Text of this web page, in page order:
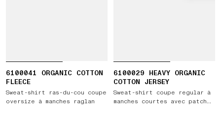
6100041 ORGANIC COTTON
FLEECE
Sweat-shirt ras-du-cou coupe
oversize à manches raglan
6100029 HEAVY ORGANIC
COTTON JERSEY
Sweat-shirt coupe regular à
manches courtes avec patch